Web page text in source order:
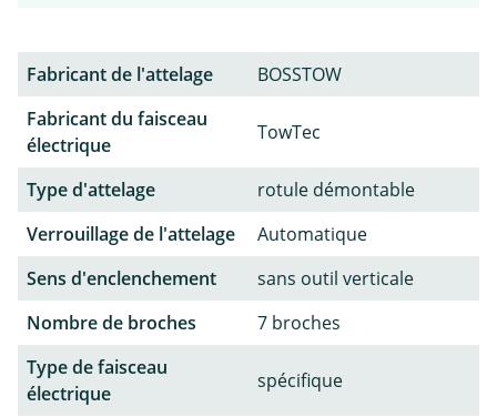
Fabricant de l'attelage
BOSSTOW
Fabricant du faisceau
électrique
TowTec
Type d'attelage
rotule démontable
Verrouillage de l'attelage
Automatique
Sens d'enclenchement
sans outil verticale
Nombre de broches
7 broches
Type de faisceau
électrique
spécifique